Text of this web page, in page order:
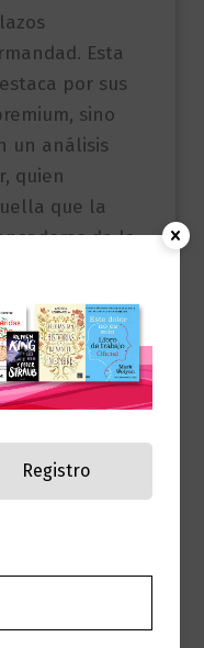
Esta
por sus
sino
un análisis
quien
que la
de la
Registro